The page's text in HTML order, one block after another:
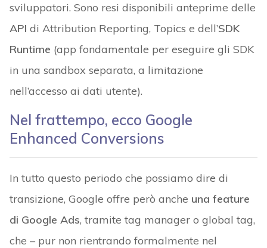
sviluppatori. Sono resi disponibili anteprime delle
API di Attribution Reporting, Topics e dell’SDK
Runtime (app fondamentale per eseguire gli SDK
in una sandbox separata, a limitazione
nell’accesso ai dati utente).
Nel frattempo, ecco Google
Enhanced Conversions
In tutto questo periodo che possiamo dire di
transizione, Google offre però anche una feature
di Google Ads, tramite tag manager o global tag,
che – pur non rientrando formalmente nel